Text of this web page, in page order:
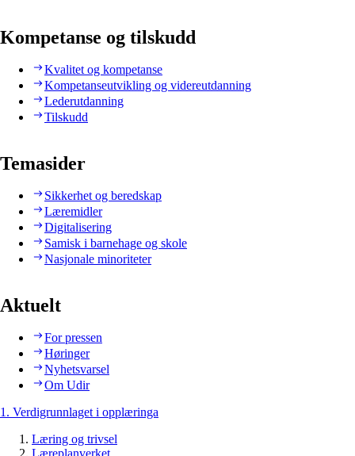
Kompetanse og tilskudd
Kvalitet og kompetanse
Kompetanseutvikling og videreutdanning
Lederutdanning
Tilskudd
Temasider
Sikkerhet og beredskap
Læremidler
Digitalisering
Samisk i barnehage og skole
Nasjonale minoriteter
Aktuelt
For pressen
Høringer
Nyhetsvarsel
Om Udir
1. Verdigrunnlaget i opplæringa
Læring og trivsel